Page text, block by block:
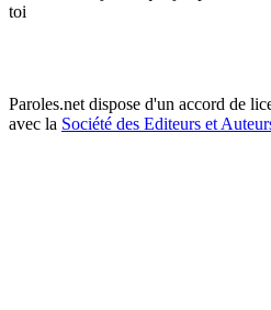
toi
Paroles.net dispose d'un accord de
avec la Société des Editeurs et